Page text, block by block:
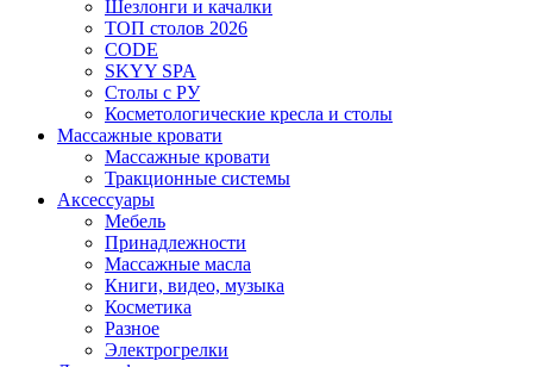
Шезлонги и качалки
ТОП столов 2026
CODE
SKYY SPA
Столы с РУ
Косметологические кресла и столы
Массажные кровати
Массажные кровати
Тракционные системы
Аксессуары
Мебель
Принадлежности
Массажные масла
Книги, видео, музыка
Косметика
Разное
Электрогрелки